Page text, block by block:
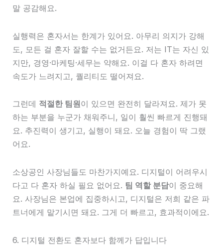
말 공감해요.
실행력은 혼자서는 한계가 있어요. 아무리 의지가 강해
도, 모든 걸 혼자 잘할 수는 없거든요. 저는 IT는 자신 있
지만, 경영·마케팅·세무는 약해요. 이걸 다 혼자 하려면
속도가 느려지고, 퀄리티도 떨어져요.
그런데 적절한 팀원이 있으면 완전히 달라져요. 제가 못
하는 부분을 누군가 채워주니, 일이 훨씬 빠르게 진행돼
요. 추진력이 생기고, 실행이 돼요. 오늘 경험이 딱 그랬
어요.
소상공인 사장님들도 마찬가지예요. 디지털이 어려우시
다고 다 혼자 하실 필요 없어요. 팀 역할 분담이 중요해
요. 사장님은 본업에 집중하시고, 디지털은 저희 같은 파
트너에게 맡기시면 돼요. 그게 더 빠르고, 효과적이에요.
6. 디지털 전환도 혼자보다 함께가 답입니다